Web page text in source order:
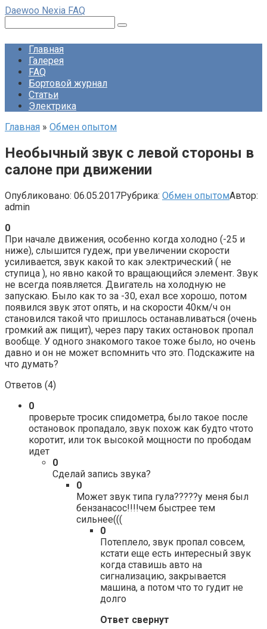
Перейти
контенту
Daewoo Nexia FAQ
Главная
Галерея
FAQ
Бортовой журнал
Статьи
Электрика
Главная » Обмен опытом
Необычный звук с левой стороны в
салоне при движении
Опубликовано: 06.05.2017Рубрика: Обмен опытомАвтор:
admin
0
При начале движения, особенно когда холодно (-25 и
ниже), слышится гудеж, при увеличении скорости
усиливается, звук какой то как электрический ( не
ступица ), но явно какой то вращающийся элемент. Звук
не всегда появляется. Двигатель на холодную не
запускаю. Было как то за -30, ехал все хорошо, потом
появился звук этот опять, и на скорости 40км/ч он
становился такой что пришлось останавливаться (очень
громкий аж пищит), через пару таких остановок пропал
вообще. У одного знакомого такое тоже было, но очень
давно и он не может вспомнить что это. Подскажите на
что думать?
Ответов (4)
0
проверьте тросик спидометра, было такое после
остановок пропадало, звук похож как будто чтото
коротит, или ток высокой мощности по прободам
идет
0
Сделай запись звука?
0
Может звук типа гула?????у меня был
бензанасос!!!!чем быстрее тем
сильнее(((
0
Потеплело, звук пропал совсем,
кстати еще есть интересный звук
когда ставишь авто на
сигнализацию, закрывается
машина, а потом что то гудит не
долго
Ответ свернут